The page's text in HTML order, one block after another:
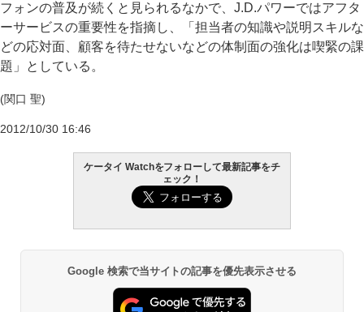
フォンの普及が続くと見られるなかで、J.D.パワーではアフタ
ーサービスの重要性を指摘し、「担当者の知識や説明スキルな
どの応対面、顧客を待たせないなどの体制面の強化は喫緊の課
題」としている。
(関口 聖)
2012/10/30 16:46
ケータイ Watchをフォローして最新記事をチ
ェック！
Google 検索で当サイトの記事を優先表示させる